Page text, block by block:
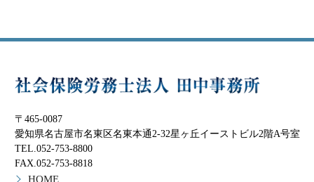
〒465-0087
愛知県名古屋市名東区名東本通2-32星ヶ丘イーストビル2階A号室
TEL.052-753-8800
FAX.052-753-8818
HOME